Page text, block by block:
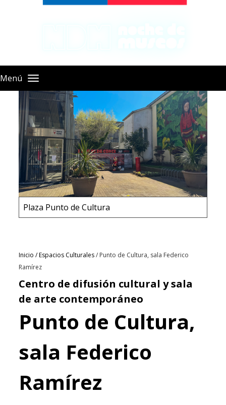
Menú
Plaza Punto de Cultura
Ruta
de
navegación
Inicio Espacios Culturales
Punto de Cultura, sala Federico
Ramírez
Centro de difusión cultural y sala
de arte contemporáneo
Punto de Cultura,
sala Federico
Ramírez